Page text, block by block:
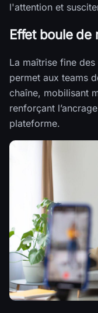
l'attention et
Effet boule de
La maîtrise fine
permet aux teams
chaîne, mobilisant
renforçant
plateforme.